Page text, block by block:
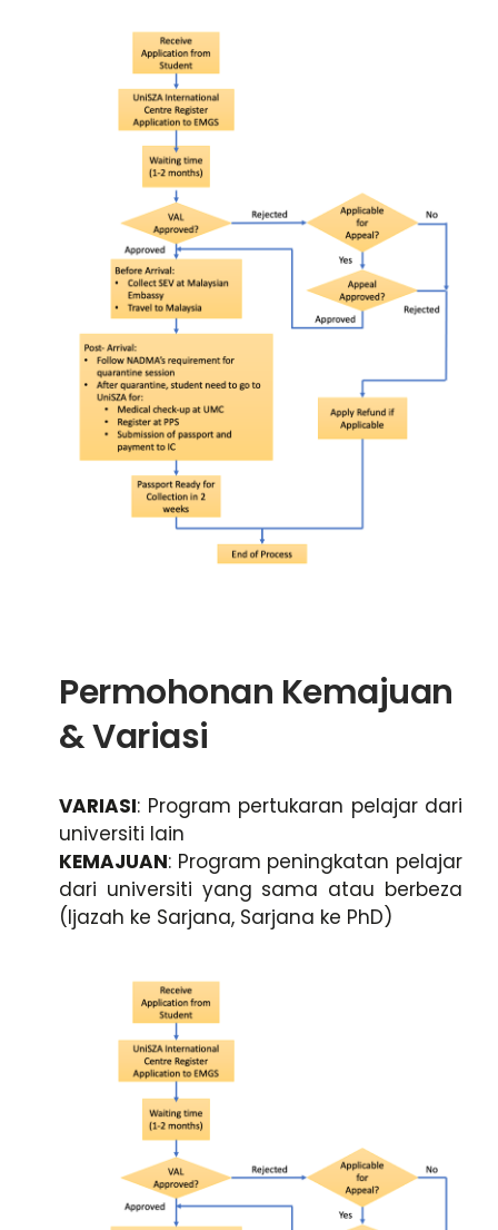
Permohonan Kemajuan
& Variasi
VARIASI: Program pertukaran pelajar dari
universiti lain
KEMAJUAN: Program peningkatan pelajar
dari universiti yang sama atau berbeza
(Ijazah ke Sarjana, Sarjana ke PhD)